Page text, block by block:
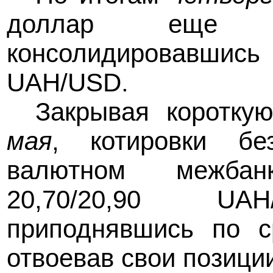
доллар еще
UAH/USD.
Закрывая
мая, котировки
валютном
20,70/20,90
приподнявшись по
отвоевав свои